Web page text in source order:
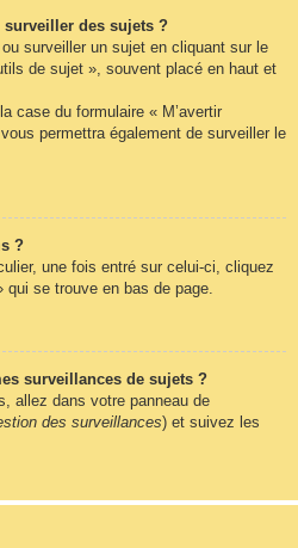
surveiller des sujets ?
surveiller un sujet en cliquant sur le
de sujet », souvent placé en haut et
case du formulaire « M’avertir
permettra également de surveiller le
?
une fois entré sur celui-ci, cliquez
se trouve en bas de page.
surveillances de sujets ?
allez dans votre panneau de
des surveillances) et suivez les